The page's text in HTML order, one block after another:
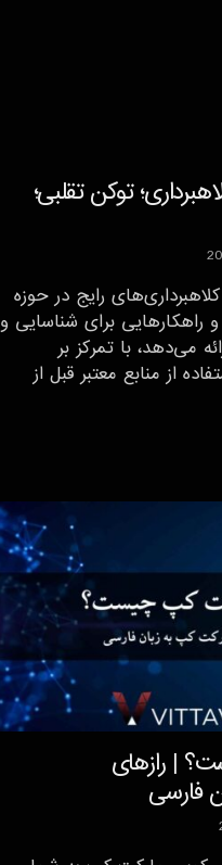
توکن تقلبی؛
رایج در حوزه
راهکارهایی برای شناسایی و
می‌دهد، با تمرکز بر
از منابع معتبر قبل از
| رازهای